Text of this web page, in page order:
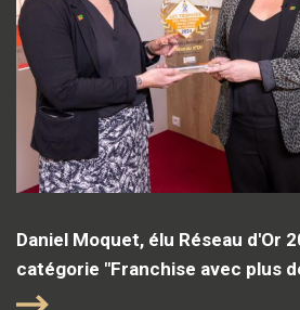
Daniel Moquet, élu Réseau d'Or
catégorie "Franchise avec plus